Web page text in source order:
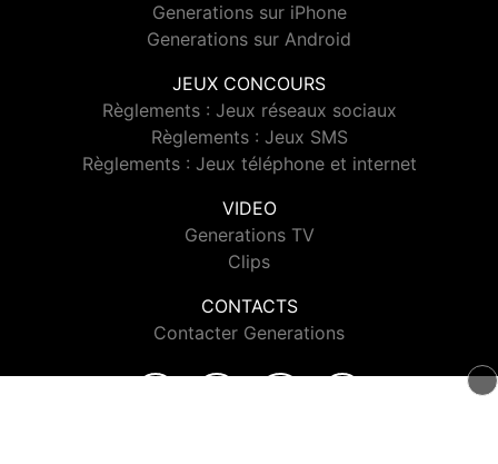
Generations sur iPhone
Generations sur Android
JEUX CONCOURS
Règlements : Jeux réseaux sociaux
Règlements : Jeux SMS
Règlements : Jeux téléphone et internet
VIDEO
Generations TV
Clips
CONTACTS
Contacter Generations